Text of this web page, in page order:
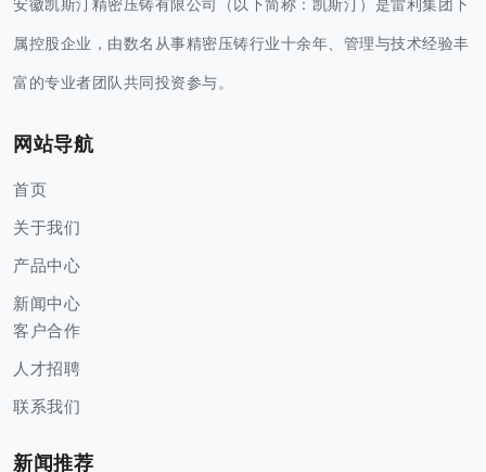
安徽凯斯汀精密压铸有限公司（以下简称：凯斯汀）是雷利集团下
属控股企业，由数名从事精密压铸行业十余年、管理与技术经验丰
富的专业者团队共同投资参与。
网站导航
首页
关于我们
产品中心
新闻中心
客户合作
人才招聘
联系我们
新闻推荐